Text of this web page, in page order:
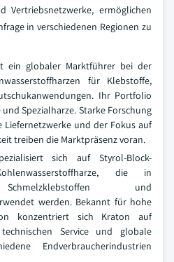
Vertriebsnetzwerke, ermöglichen
in verschiedenen Regionen zu
ein globaler Marktführer bei der
für Klebstoffe,
Ihr Portfolio
Spezialharze. Starke Forschung
und der Fokus auf
treiben die Marktpräsenz voran.
sich auf Styrol-Block-
die in
und
werden. Bekannt für hohe
konzentriert sich Kraton auf
Service und globale
Endverbraucherindustrien